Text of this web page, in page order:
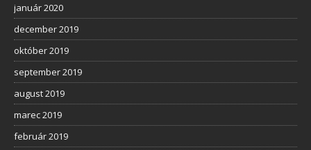
január 2020
december 2019
október 2019
september 2019
august 2019
marec 2019
február 2019